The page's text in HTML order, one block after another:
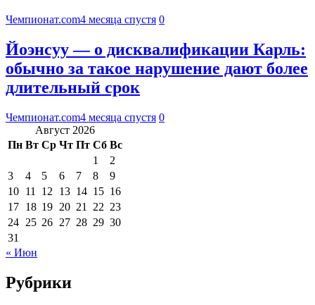
Чемпионат.com4 месяца спустя 0
Йоэнсуу — о дисквалификации Карль:
обычно за такое нарушение дают более
длительный срок
Чемпионат.com4 месяца спустя 0
Август 2026
Пн Вт Ср Чт Пт Сб Вс
1
2
3
4 5 6 7 8
9
10 11 12 13 14 15 16
17 18 19 20 21 22 23
24 25 26 27 28 29 30
31
« Июн
Рубрики